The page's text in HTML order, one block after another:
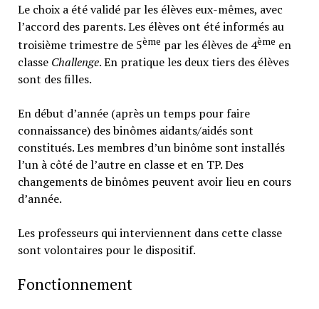
Le choix a été validé par les élèves eux-mêmes, avec
l’accord des parents. Les élèves ont été informés au
troisième trimestre de 5ème par les élèves de 4ème en
classe Challenge. En pratique les deux tiers des élèves
sont des filles.
En début d’année (après un temps pour faire
connaissance) des binômes aidants/aidés sont
constitués. Les membres d’un binôme sont installés
l’un à côté de l’autre en classe et en TP. Des
changements de binômes peuvent avoir lieu en cours
d’année.
Les professeurs qui interviennent dans cette classe
sont volontaires pour le dispositif.
Fonctionnement